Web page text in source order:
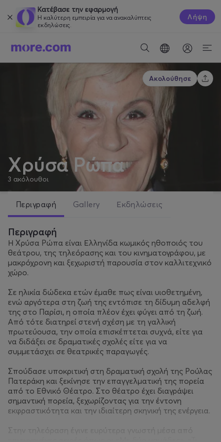
Κατέβασε την εφαρμογή
Η καλύτερη εμπειρία για να ανακαλύπτεις
εκδηλώσεις.
Λήψη
Χρύσα Ρώπα
3 ακόλουθοι
Ακολούθησε
Περιγραφή Gallery Εκδηλώσεις
Περιγραφή
Η Χρύσα Ρώπα είναι Ελληνίδα κωμικός ηθοποιός του
θεάτρου, της τηλεόρασης και του κινηματογράφου, με
μακρόχρονη και ξεχωριστή παρουσία στον καλλιτεχνικό
χώρο.
Σε ηλικία δώδεκα ετών έμαθε πως είναι υιοθετημένη,
ενώ αργότερα στη ζωή της εντόπισε τη δίδυμη αδελφή
της στο Παρίσι, η οποία πλέον έχει φύγει από τη ζωή.
Από τότε διατηρεί στενή σχέση με τη γαλλική
πρωτεύουσα, την οποία επισκέπτεται συχνά, είτε για
να διδάξει σε δραματικές σχολές είτε για να
συμμετάσχει σε θεατρικές παραγωγές.
Σπούδασε υποκριτική στη δραματική σχολή της Ρούλας
Πατεράκη και ξεκίνησε την επαγγελματική της πορεία
από το Εθνικό Θέατρο. Στο θέατρο έχει διαγράψει
σημαντική πορεία, ξεχωρίζοντας για την έντονη
εκφραστικότητα και την ιδιαίτερη σκηνική της ενέργεια.
Στην τηλεόραση έγινε ευρύτερα γνωστή μέσα από